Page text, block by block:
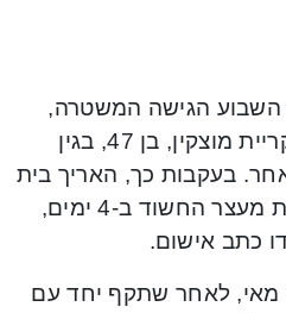
השבוע הגישה המשטרה,
הצהרת תובע נגד תושב קריית מוצקין, בן 47, בגין
בעקבות כך, האריך בית
משפט השלום בחיפה, את מעצר החשוד ב-4 ימים,
כתב אישום.
מאי, לאחר שתקף יחד עם